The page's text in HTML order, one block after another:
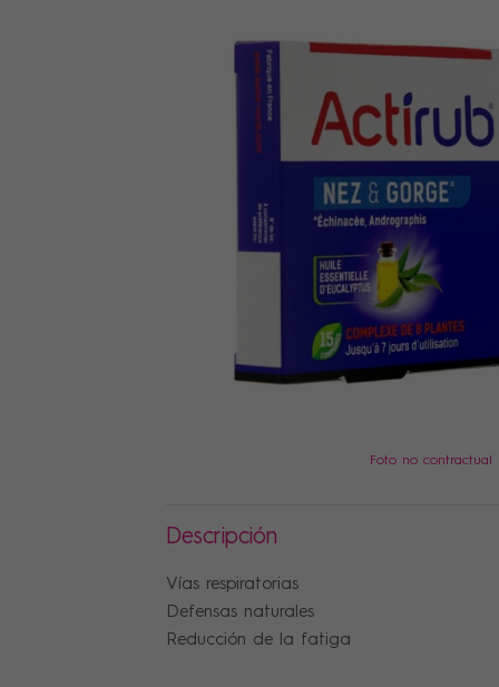
Foto no contractual
Descripción
Vías respiratorias
Defensas naturales
Reducción de la fatiga